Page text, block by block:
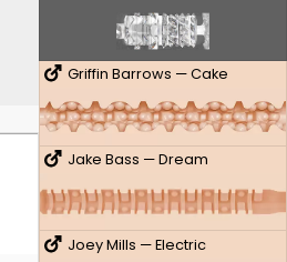
Griffin Barrows — Cake
Jake Bass — Dream
Joey Mills — Electric